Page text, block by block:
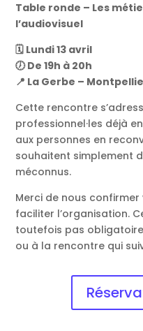
Table ronde – Les
l’audiovisuel
🗓️ Lundi 13 avril
🕖 De 19h à 20h
📍 La Gerbe –
Cette rencontre
professionnel·les déjà
aux personnes en
souhaitent simplement
méconnus.
Merci de nous
faciliter l’organisation.
toutefois pas
ou à la rencontre qui